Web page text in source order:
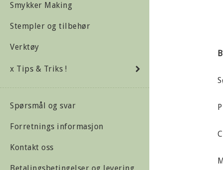
Smykker Making
Stempler og tilbehør
Verktøy
x Tips & Triks !
Spørsmål og svar
Forretnings informasjon
Kontakt oss